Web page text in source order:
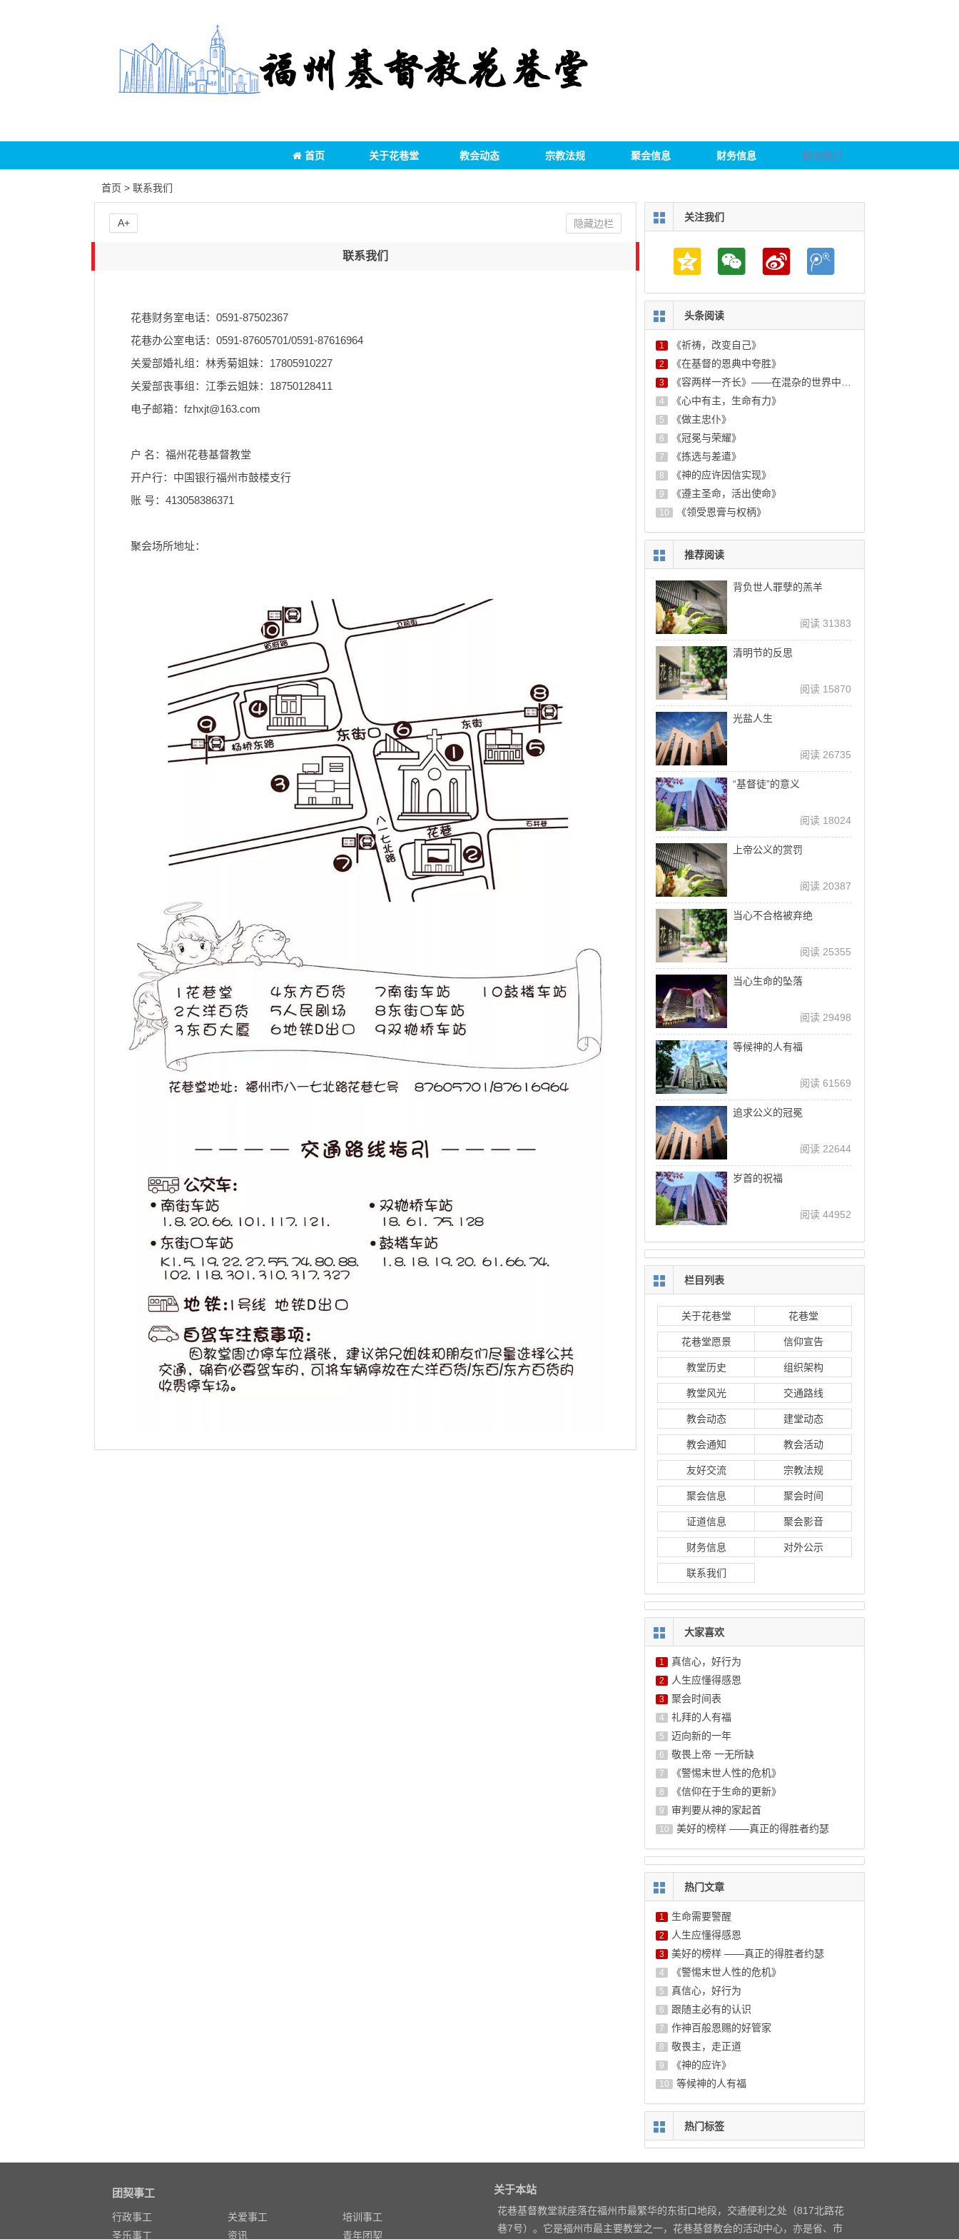
首页 关于花巷堂 教会动态 宗教法规 聚会信息 财务信息 联系我们
首页 > 联系我们
联系我们
花巷财务室电话：0591-87502367
花巷办公室电话：0591-87605701/0591-87616964
关爱部婚礼组：林秀菊姐妹：17805910227
关爱部丧事组：江季云姐妹：18750128411
电子邮箱：fzhxjt@163.com
户 名：福州花巷基督教堂
开户行：中国银行福州市鼓楼支行
账 号：413058386371
聚会场所地址：
隐藏边栏
A+ 关注我们
头条阅读
1 《祈祷，改变自己》
2 《在基督的恩典中夸胜》
3 《容两样一齐长》——在混杂的世界中持守天国的盼望
4 《心中有主，生命有力》
5 《做主忠仆》
6 《冠冕与荣耀》
7 《拣选与差遣》
8 《神的应许因信实现》
9 《遵主圣命，活出使命》
10 《领受恩膏与权柄》
推荐阅读
背负世人罪孽的羔羊
阅读 31383
清明节的反思
阅读 15870
光盐人生
阅读 26735
“基督徒”的意义
阅读 18024
上帝公义的赏罚
阅读 20387
当心不合格被弃绝
阅读 25355
当心生命的坠落
阅读 29498
等候神的人有福
阅读 61569
追求公义的冠冕
阅读 22644
岁首的祝福
阅读 44952
栏目列表
关于花巷堂 花巷堂
花巷堂愿景 信仰宣告
教堂历史 组织架构
教堂风光 交通路线
教会动态 建堂动态
教会通知 教会活动
友好交流 宗教法规
聚会信息 聚会时间
证道信息 聚会影音
财务信息 对外公示
联系我们
大家喜欢
1 真信心，好行为
2 人生应懂得感恩
3 聚会时间表
4 礼拜的人有福
5 迈向新的一年
6 敬畏上帝 一无所缺
7 《警惕末世人性的危机》
8 《信仰在于生命的更新》
9 审判要从神的家起首
10 美好的榜样 ——真正的得胜者约瑟
热门文章
1 生命需要警醒
2 人生应懂得感恩
3 美好的榜样 ——真正的得胜者约瑟
4 《警惕末世人性的危机》
5 真信心，好行为
6 跟随主必有的认识
7 作神百般恩赐的好管家
8 敬畏主，走正道
9 《神的应许》
10 等候神的人有福
热门标签
团契事工
行政事工 关爱事工
培训事工
圣乐事工
资讯 青年团契
关于本站
花巷基督教堂就座落在福州市最繁华的东街口地段，交通便利之处（817北路花
巷7号）。它是福州市最主要教堂之一，花巷基督教会的活动中心，亦是省、市